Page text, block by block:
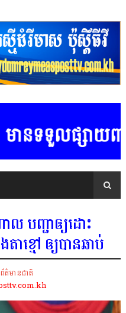
ពាណិជ្ជកម្ម
ល បញ្ជាឲ្យដោះ
ខ្មៅ ឲ្យបានឆាប់
ព័ត៌មានជាតិ